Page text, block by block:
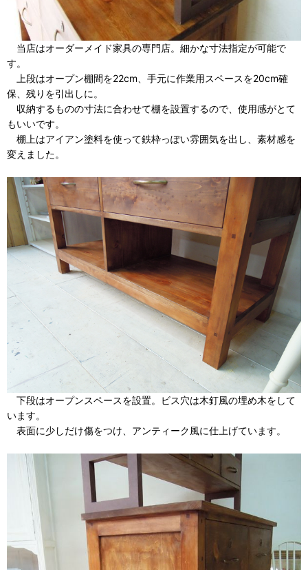
当店はオーダーメイド家具の専門店。細かな寸法指定が可能で
す。
上段はオープン棚間を22cm、手元に作業用スペースを20cm確
保、残りを引出しに。
収納するものの寸法に合わせて棚を設置するので、使用感がとて
もいいです。
棚上はアイアン塗料を使って鉄枠っぽい雰囲気を出し、素材感を
変えました。
下段はオープンスペースを設置。ビス穴は木釘風の埋め木をして
います。
表面に少しだけ傷をつけ、アンティーク風に仕上げています。